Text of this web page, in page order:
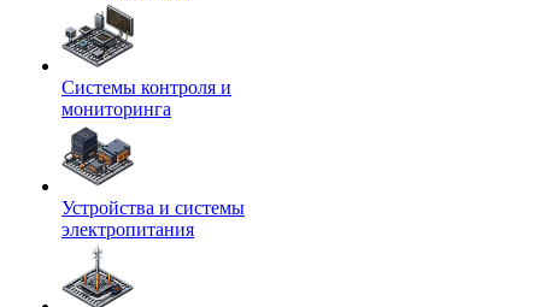
Системы контроля и
мониторинга
Устройства и системы
электропитания